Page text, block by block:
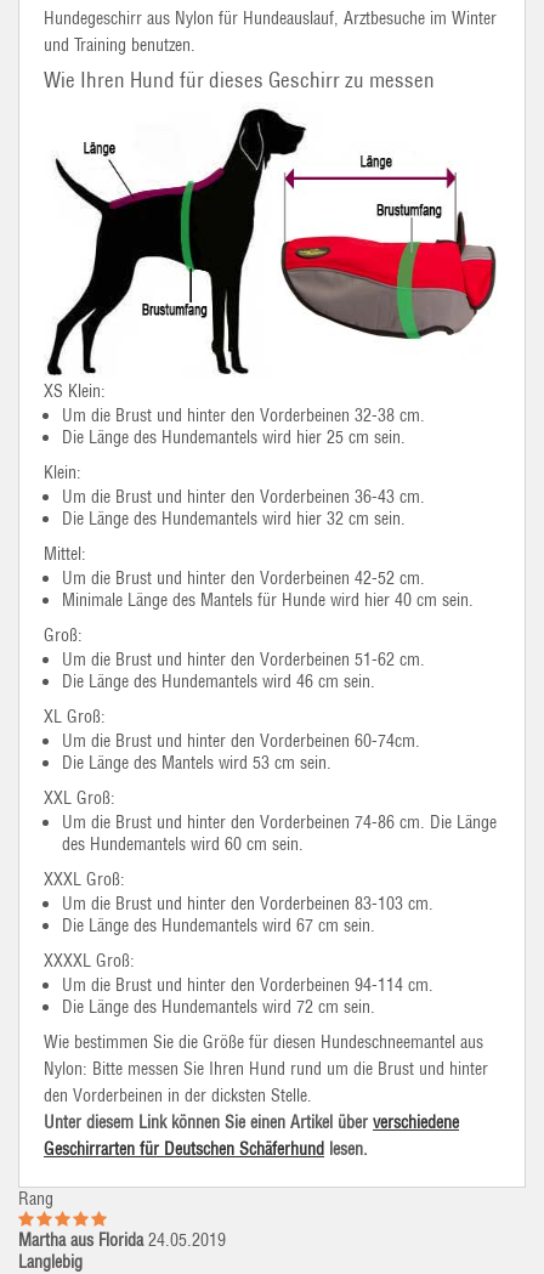
Hundegeschirr aus Nylon für Hundeauslauf, Arztbesuche im Winter
und Training benutzen.
Wie Ihren Hund für dieses Geschirr zu messen
XS Klein:
Um die Brust und hinter den Vorderbeinen 32-38 cm.
Die Länge des Hundemantels wird hier 25 cm sein.
Klein:
Um die Brust und hinter den Vorderbeinen 36-43 cm.
Die Länge des Hundemantels wird hier 32 cm sein.
Mittel:
Um die Brust und hinter den Vorderbeinen 42-52 cm.
Minimale Länge des Mantels für Hunde wird hier 40 cm sein.
Groß:
Um die Brust und hinter den Vorderbeinen 51-62 cm.
Die Länge des Hundemantels wird 46 cm sein.
XL Groß:
Um die Brust und hinter den Vorderbeinen 60-74cm.
Die Länge des Mantels wird 53 cm sein.
XXL Groß:
Um die Brust und hinter den Vorderbeinen 74-86 cm. Die Länge
des Hundemantels wird 60 cm sein.
XXXL Groß:
Um die Brust und hinter den Vorderbeinen 83-103 cm.
Die Länge des Hundemantels wird 67 cm sein.
XXXXL Groß:
Um die Brust und hinter den Vorderbeinen 94-114 cm.
Die Länge des Hundemantels wird 72 cm sein.
Wie bestimmen Sie die Größe für diesen Hundeschneemantel aus
Nylon: Bitte messen Sie Ihren Hund rund um die Brust und hinter
den Vorderbeinen in der dicksten Stelle.
Unter diesem Link können Sie einen Artikel über verschiedene
Geschirrarten für Deutschen Schäferhund lesen.
Rang
Martha aus Florida 24.05.2019
Langlebig